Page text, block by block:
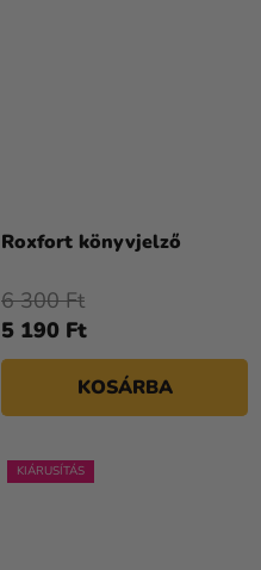
Roxfort könyvjelző
5 190 Ft
6 300 Ft
KOSÁRBA
KIÁRUSÍTÁS